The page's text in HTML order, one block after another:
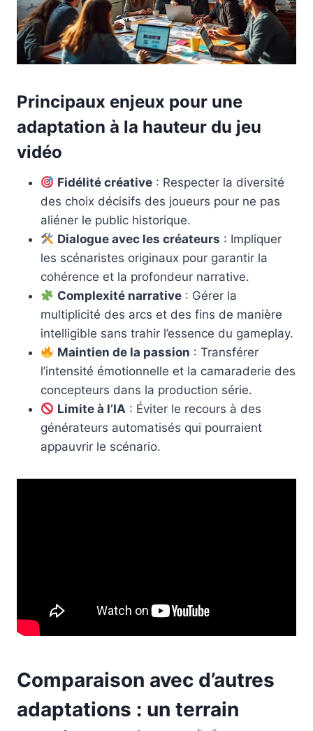
Principaux enjeux pour une
adaptation à la hauteur du jeu
vidéo
Fidélité créative : Respecter la diversité
des choix décisifs des joueurs pour ne pas
aliéner le public historique.
Dialogue avec les créateurs : Impliquer
les scénaristes originaux pour garantir la
cohérence et la profondeur narrative.
Complexité narrative : Gérer la
multiplicité des arcs et des fins de manière
intelligible sans trahir l’essence du gameplay.
Maintien de la passion : Transférer
l’intensité émotionnelle et la camaraderie des
concepteurs dans la production série.
Limite à l’IA : Éviter le recours à des
générateurs automatisés qui pourraient
appauvrir le scénario.
Comparaison avec d’autres
adaptations : un terrain